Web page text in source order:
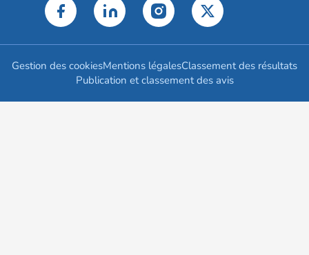
Gestion des cookiesMentions légalesClassement des résultats
Publication et classement des avis